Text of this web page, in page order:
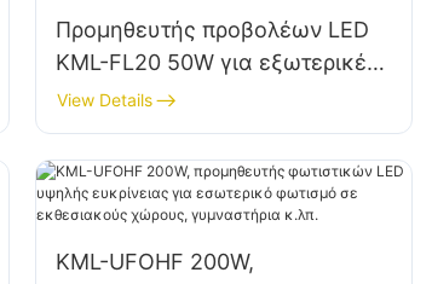
Προμηθευτής προβολέων LED
KML-FL20 50W για εξωτερικές
διαφημιστικές πινακίδες και
φωτισμό μεγάλων πινακίδων
View Details
KML-UFOHF 200W,